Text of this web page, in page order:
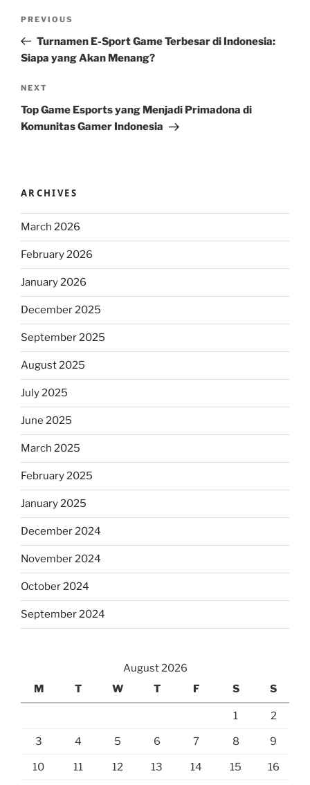
Previous
Post
PREVIOUS
Turnamen E-Sport Game Terbesar di Indonesia:
Siapa yang Akan Menang?
Next
Post
NEXT
Top Game Esports yang Menjadi Primadona di
Komunitas Gamer Indonesia
ARCHIVES
March 2026
February 2026
January 2026
December 2025
September 2025
August 2025
July 2025
June 2025
March 2025
February 2025
January 2025
December 2024
November 2024
October 2024
September 2024
August 2026
M
T W T F S S
1 2
3 4 5 6 7 8 9
10 11 12 13 14 15 16